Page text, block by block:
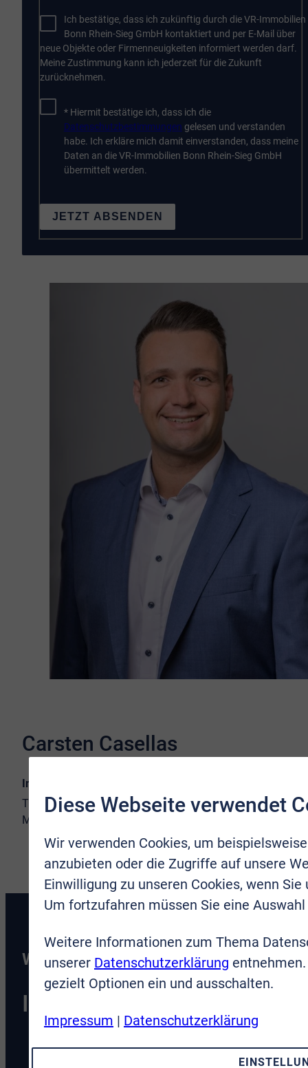
Ich bestätige, dass ich zukünftig durch die VR-Immobilien
Bonn Rhein-Sieg GmbH kontaktiert und per E-Mail über
neue Objekte oder Firmenneuigkeiten informiert werden darf.
Meine Zustimmung kann ich jederzeit für die Zukunft
zurücknehmen.
* Hiermit bestätige ich, dass ich die
Datenschutzbestimmungen gelesen und verstanden
habe. Ich erkläre mich damit einverstanden, dass meine
Daten an die VR-Immobilien Bonn Rhein-Sieg GmbH
übermittelt werden.
JETZT ABSENDEN
Carsten Casellas
Immobilienspezialist / Immobilienkaufmann (IHK)
02241 9998-987
Weitere Immobilien
In diesem Projekt
Diese Webseite verwendet
Wir verwenden Cookies, um
anzubieten oder die Zugriffe auf unsere
Einwilligung zu unseren Cookies, wenn
Um fortzufahren müssen Sie eine
Weitere Informationen zum Thema
unserer Datenschutzerklärung
gezielt Optionen ein und ausschalten.
Impressum | Datenschutzerklärung